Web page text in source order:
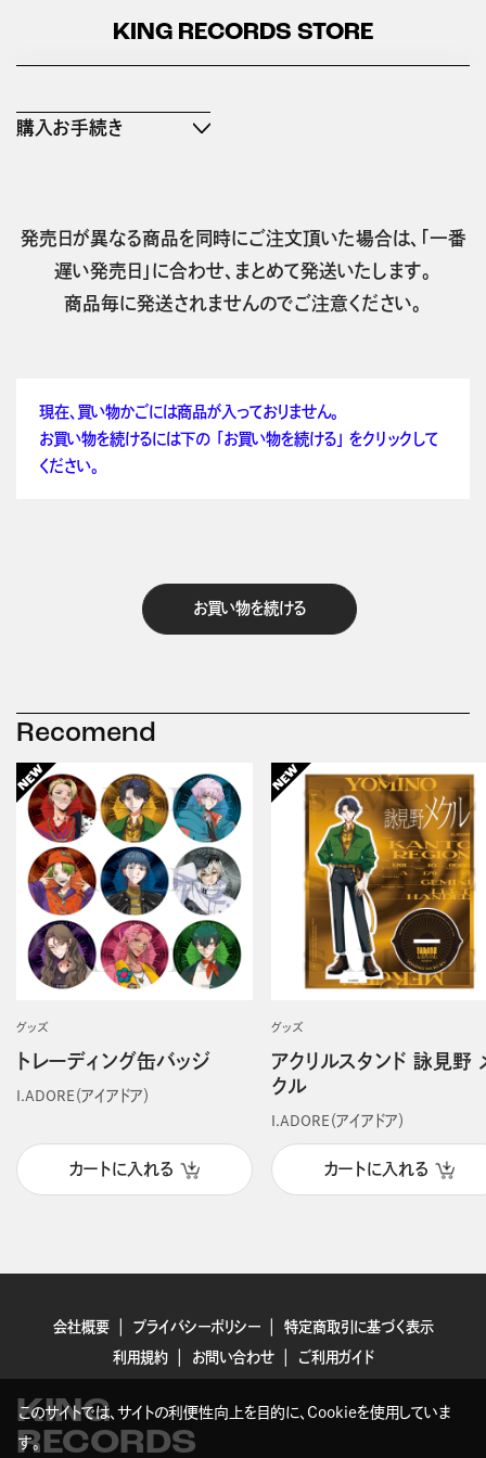
KING RECORDS STORE
購入お手続き
発売日が異なる商品を同時にご注文頂いた場合は、「一番
遅い発売日」に合わせ、まとめて発送いたします。
商品毎に発送されませんのでご注意ください。
現在、買い物かごには商品が入っておりません。
お買い物を続けるには下の 「お買い物を続ける」 をクリックして
ください。
お買い物を続ける
Recomend
グッズ
トレーディング缶バッジ
I.ADORE（アイアドア）
カートに入れる
グッズ
アクリルスタンド 詠見野
クル
I.ADORE（アイアドア）
カートに入れる
会社概要 プライバシーポリシー
特定商取引に基づく表示
利用規約
お問い合わせ ご利用ガイド
KING
RECORDS
このサイトでは、サイトの利便性向上を目的に、Cookieを使用していま
す。